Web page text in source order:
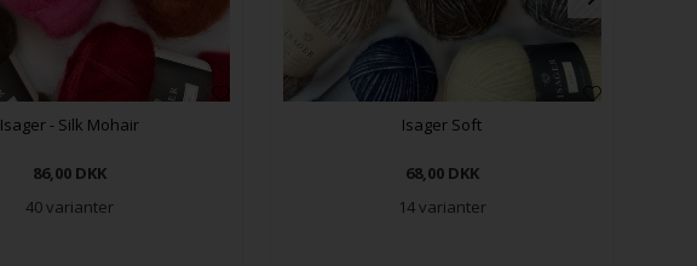
Isager - Silk Mohair
86,00 DKK
40 varianter
Isager Soft
68,00 DKK
14 varianter